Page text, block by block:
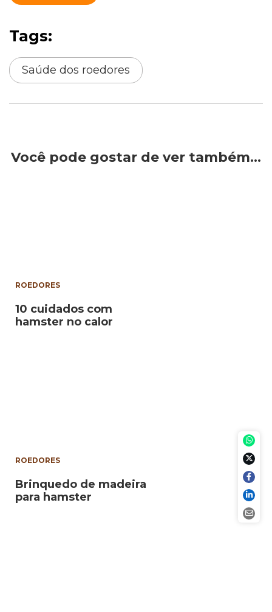
Tags:
Saúde dos roedores
Você pode gostar de ver também…
ROEDORES
10 cuidados com
hamster no calor
ROEDORES
Brinquedo de madeira
para hamster